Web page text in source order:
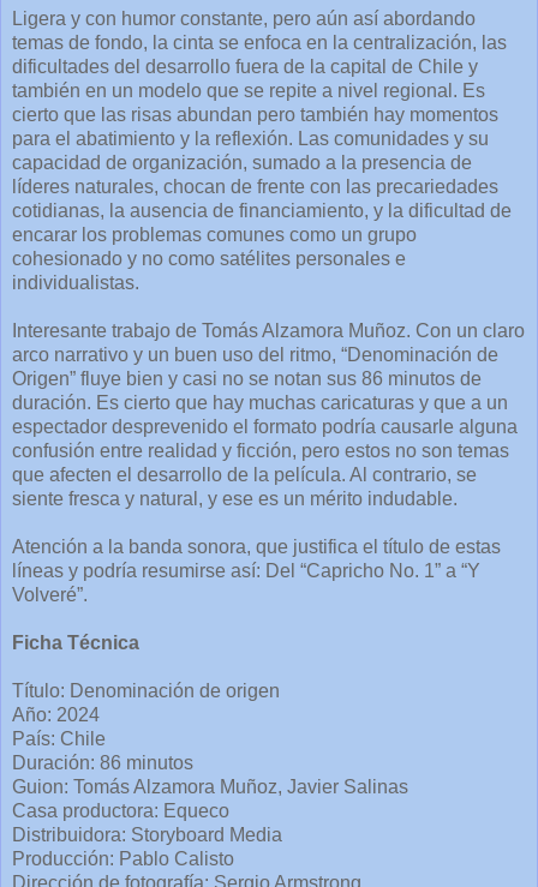
Ligera y con humor constante, pero aún así abordando
temas de fondo, la cinta se enfoca en la centralización, las
dificultades del desarrollo fuera de la capital de Chile y
también en un modelo que se repite a nivel regional. Es
cierto que las risas abundan pero también hay momentos
para el abatimiento y la reflexión. Las comunidades y su
capacidad de organización, sumado a la presencia de
líderes naturales, chocan de frente con las precariedades
cotidianas, la ausencia de financiamiento, y la dificultad de
encarar los problemas comunes como un grupo
cohesionado y no como satélites personales e
individualistas.
Interesante trabajo de Tomás Alzamora Muñoz. Con un claro
arco narrativo y un buen uso del ritmo, “Denominación de
Origen” fluye bien y casi no se notan sus 86 minutos de
duración. Es cierto que hay muchas caricaturas y que a un
espectador desprevenido el formato podría causarle alguna
confusión entre realidad y ficción, pero estos no son temas
que afecten el desarrollo de la película. Al contrario, se
siente fresca y natural, y ese es un mérito indudable.
Atención a la banda sonora, que justifica el título de estas
líneas y podría resumirse así: Del “Capricho No. 1” a “Y
Volveré”.
Ficha Técnica
Título: Denominación de origen
Año: 2024
País: Chile
Duración: 86 minutos
Guion: Tomás Alzamora Muñoz, Javier Salinas
Casa productora: Equeco
Distribuidora: Storyboard Media
Producción: Pablo Calisto